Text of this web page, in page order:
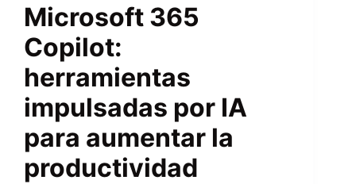
Microsoft 365
Copilot:
herramientas
impulsadas por IA
para aumentar la
productividad